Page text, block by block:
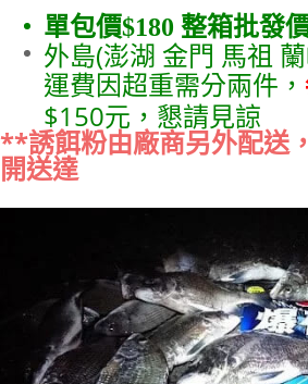
１．透過由恩沛科技股份有限公司提供之「
易，需依本服務之必要範圍內提供個人資料，
權轉讓予恩沛科技股份有限公司。
２．關於個人資料處理事宜，請瀏覽以下網址：
https://aftee.tw/terms/#terms3
３．未成年的使用者請事先徵得法定代理人或監
「AFTEE先享後付」，若未經同意申辦者引起之
任。
４．使用「AFTEE先享後付」時，將依據個別帳
請求用戶進行身份認證。
５．嚴禁一人註冊多個帳號或使用他人資訊註冊
恩沛科技股份有限公司將有權停止該用戶之使用
單包價$180 整箱批發
外島(澎湖 金門 馬祖
運費因超重需分兩件，
$150元，懇請見諒
**誘餌粉由廠商另外配送
開送達